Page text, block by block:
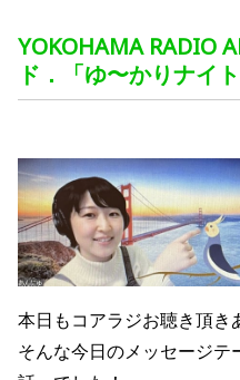
YOKOHAMA RADIO
ド．「ゆ〜かりナイト
本日もコアラジお聴き頂き
そんな今日のメッセージテ